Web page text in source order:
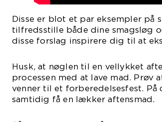
Disse er blot et par eksempler på
tilfredsstille både dine smagsløg
disse forslag inspirere dig til at
Husk, at nøglen til en vellykket
processen med at lave mad. Prøv
venner til et forberedelsesfest. På
samtidig få en lækker aftensmad.